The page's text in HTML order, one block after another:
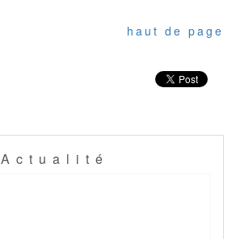
haut de page
Actualité